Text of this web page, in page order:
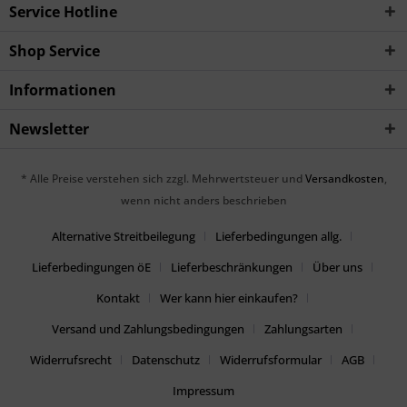
Service Hotline
Shop Service
Informationen
Newsletter
* Alle Preise verstehen sich zzgl. Mehrwertsteuer und Versandkosten,
wenn nicht anders beschrieben
Alternative Streitbeilegung
Lieferbedingungen allg.
Lieferbedingungen öE
Lieferbeschränkungen
Über uns
Kontakt
Wer kann hier einkaufen?
Versand und Zahlungsbedingungen
Zahlungsarten
Widerrufsrecht
Datenschutz Widerrufsformular
AGB
Impressum